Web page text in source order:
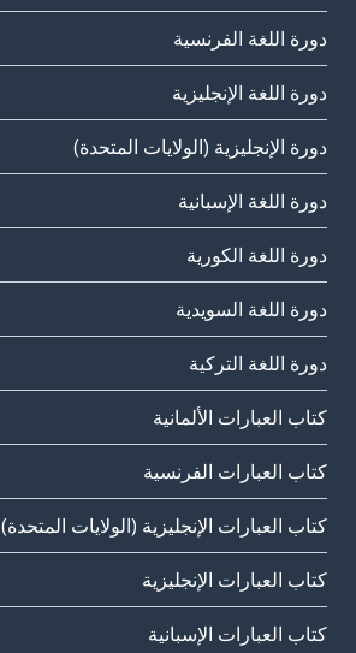
دورة اللغة الفرنسية
دورة اللغة الإنجليزية
دورة الإنجليزية (الولايات المتحدة)
دورة اللغة الإسبانية
دورة اللغة الكورية
دورة اللغة السويدية
دورة اللغة التركية
كتاب العبارات الألمانية
كتاب العبارات الفرنسية
كتاب العبارات الإنجليزية (الولايات المتحدة)
كتاب العبارات الإنجليزية
كتاب العبارات الإسبانية